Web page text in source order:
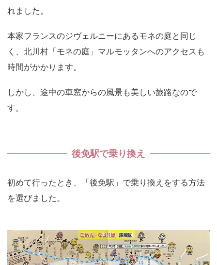
れました。
本家フランスのジヴェルニーにあるモネの庭と同じ
く、北川村「モネの庭」マルモッタンへのアクセスも
時間がかかります。
しかし、途中の車窓からの風景も美しい旅路なので
す。
後免駅で乗り換え
初めて行ったとき、「後免駅」で乗り換えをする方法
を選びました。